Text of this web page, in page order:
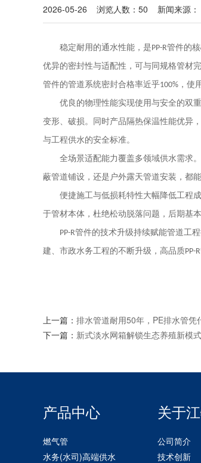
2026-05-26 浏览人数： 50 新闻来源：
稳定耐用的通水性能，是PP-R管件的
优异的密封性与适配性，可与同规格管材
管件的管道系统密封合格率近乎100% ，使
优良的物理性能实现使用与安全的双
变形、破损。同时产品隔热保温性能优异
与工程供水的安全标准。
全场景适配能力覆盖多领域供水需求。
蔽管道铺设，还是户外露天管道安装，都
便捷施工与低损耗特性大幅降低工程成
于管材本体，杜绝松动脱落问题，后期基
PP-R管件的技术升级持续赋能管道工
建、市政水务工程的不断升级，高品质PP-R
上一篇： 排水管道耐用50年，PE排水管凭
下一篇： 新式淡水网箱解锁生态养殖新模式
产品中心
燃气管
水务(水司)高端供水
关于
公司简介
技术创新